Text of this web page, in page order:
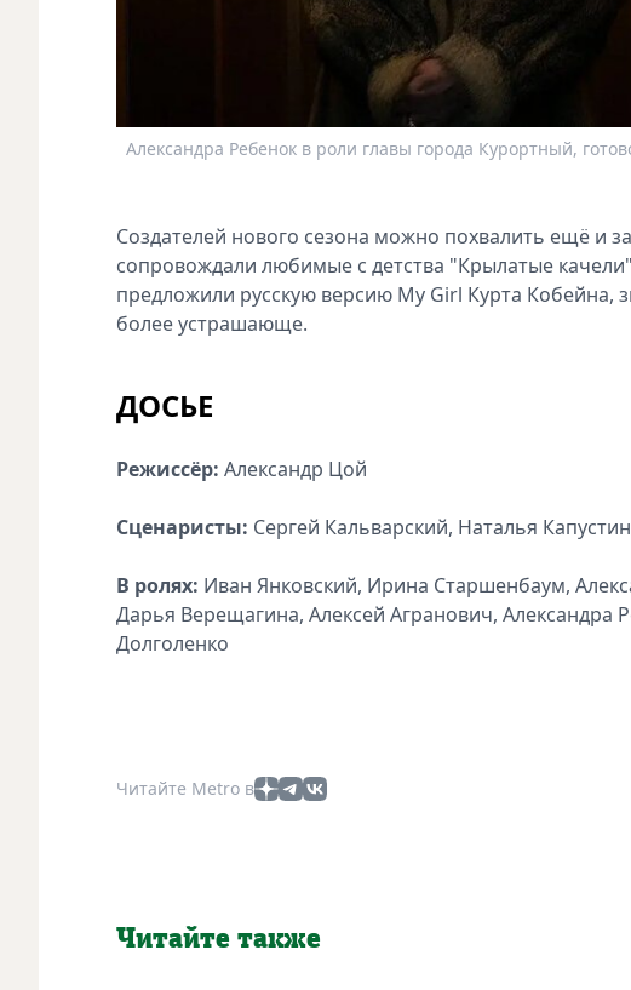
Александра Ребенок в роли главы города Курортный,
Создателей нового сезона можно похвалить ещё и
сопровождали любимые с детства "Крылатые
предложили русскую версию My Girl Курта Кобейна,
более устрашающе.
ДОСЬЕ
Режиссёр: Александр Цой
Сценаристы: Сергей Кальварский, Наталья
В ролях: Иван Янковский, Ирина Старшенбаум,
Дарья Верещагина, Алексей Агранович,
Долголенко
Читайте Metro в
Читайте также